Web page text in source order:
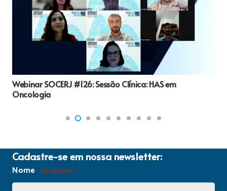
Webinar SOCERJ #126: Sessão Clínica: HAS em
Oncologia
Cadastre-se em nossa newsletter:
Nome (obrigatório)